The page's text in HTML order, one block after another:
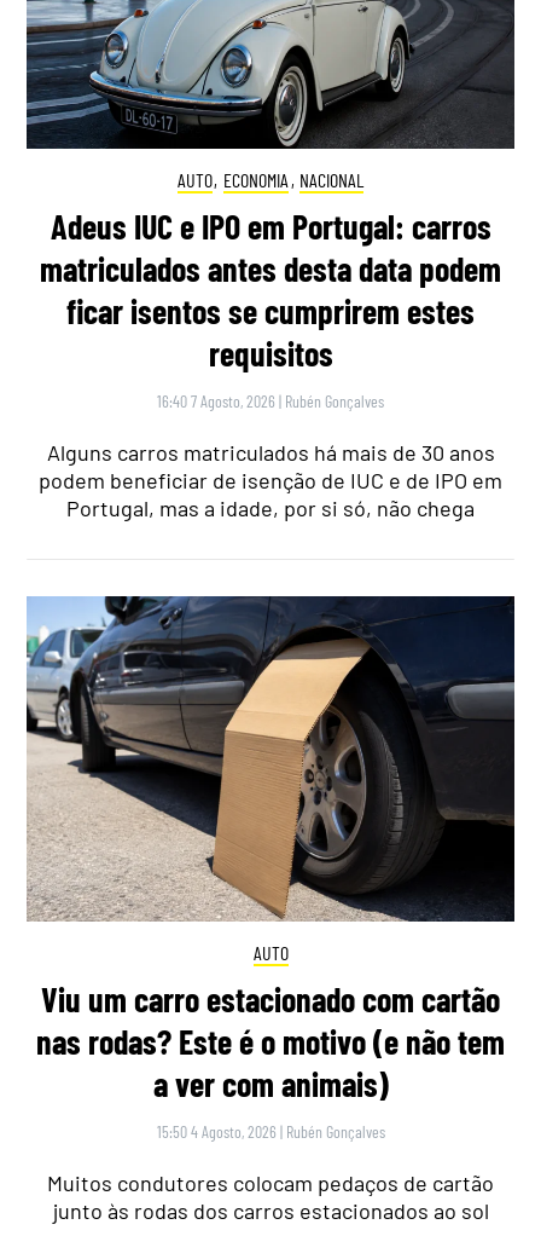
AUTO, ECONOMIA , NACIONAL
Adeus IUC e IPO em Portugal: carros
matriculados antes desta data podem
ficar isentos se cumprirem estes
requisitos
16:40 7 Agosto, 2026 | Rubén Gonçalves
Alguns carros matriculados há mais de 30 anos
podem beneficiar de isenção de IUC e de IPO em
Portugal, mas a idade, por si só, não chega
AUTO
Viu um carro estacionado com cartão
nas rodas? Este é o motivo (e não tem
a ver com animais)
15:50 4 Agosto, 2026 | Rubén Gonçalves
Muitos condutores colocam pedaços de cartão
junto às rodas dos carros estacionados ao sol